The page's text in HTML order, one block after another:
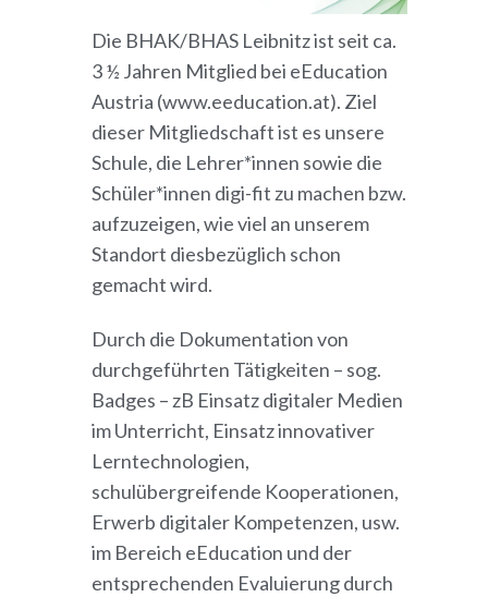
Die BHAK/BHAS Leibnitz ist seit ca.
3 ½ Jahren Mitglied bei eEducation
Austria (www.eeducation.at). Ziel
dieser Mitgliedschaft ist es unsere
Schule, die Lehrer*innen sowie die
Schüler*innen digi-fit zu machen bzw.
aufzuzeigen, wie viel an unserem
Standort diesbezüglich schon
gemacht wird.
Durch die Dokumentation von
durchgeführten Tätigkeiten – sog.
Badges – zB Einsatz digitaler Medien
im Unterricht, Einsatz innovativer
Lerntechnologien,
schulübergreifende Kooperationen,
Erwerb digitaler Kompetenzen, usw.
im Bereich eEducation und der
entsprechenden Evaluierung durch